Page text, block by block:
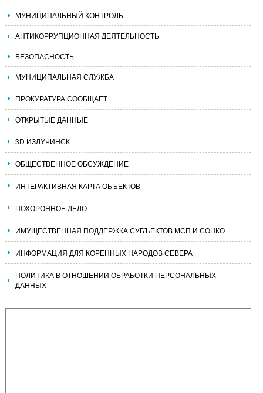
МУНИЦИПАЛЬНЫЙ КОНТРОЛЬ
АНТИКОРРУПЦИОННАЯ ДЕЯТЕЛЬНОСТЬ
БЕЗОПАСНОСТЬ
МУНИЦИПАЛЬНАЯ СЛУЖБА
ПРОКУРАТУРА СООБЩАЕТ
ОТКРЫТЫЕ ДАННЫЕ
3D ИЗЛУЧИНСК
ОБЩЕСТВЕННОЕ ОБСУЖДЕНИЕ
ИНТЕРАКТИВНАЯ КАРТА ОБЪЕКТОВ
ПОХОРОННОЕ ДЕЛО
ИМУЩЕСТВЕННАЯ ПОДДЕРЖКА СУБЪЕКТОВ МСП И СОНКО
ИНФОРМАЦИЯ ДЛЯ КОРЕННЫХ НАРОДОВ СЕВЕРА
ПОЛИТИКА В ОТНОШЕНИИ ОБРАБОТКИ ПЕРСОНАЛЬНЫХ
ДАННЫХ